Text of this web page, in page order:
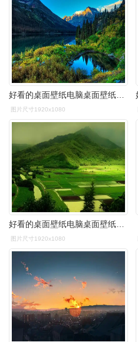
好看的桌面壁纸电脑桌面壁纸软件
图片尺寸1920x1080
图片尺寸1920x1080